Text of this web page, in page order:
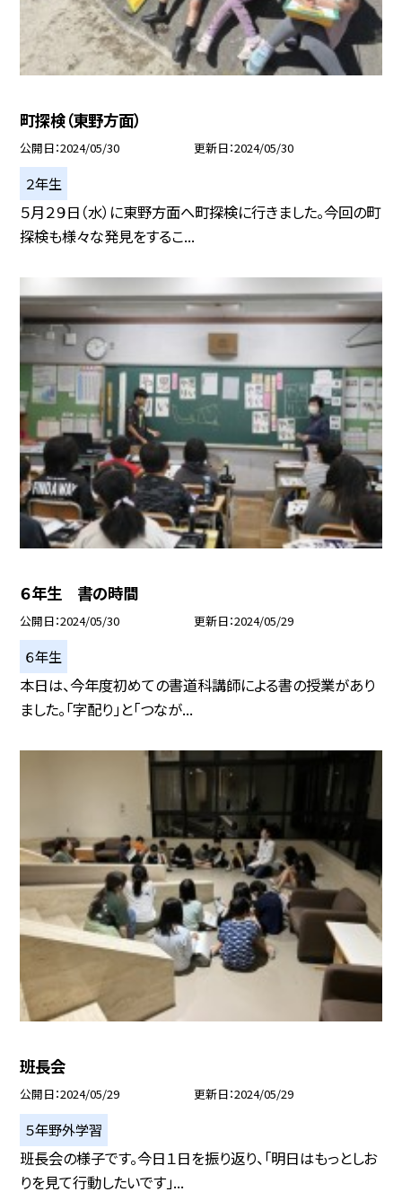
町探検（東野方面）
公開日 2024/05/30 更新日 2024/05/30
２年生
５月２９日（水）に東野方面へ町探検に行きました。今回の町
探検も様々な発見をするこ...
６年生 書の時間
公開日 2024/05/30 更新日 2024/05/29
６年生
本日は、今年度初めての書道科講師による書の授業があり
ました。「字配り」と「つなが...
班長会
公開日 2024/05/29 更新日 2024/05/29
５年野外学習
班長会の様子です。今日１日を振り返り、「明日はもっとしお
りを見て行動したいです」...